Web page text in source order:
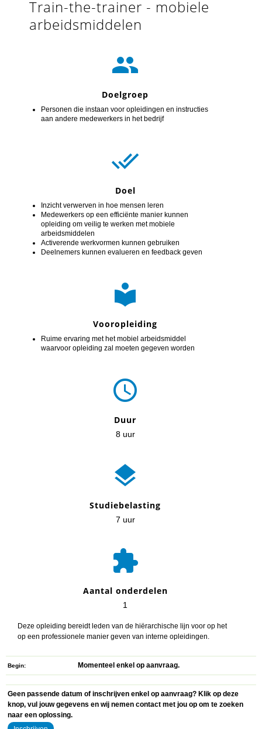
Train-the-trainer - mobiele
arbeidsmiddelen

Doelgroep
Personen die instaan voor opleidingen en instructies
aan andere medewerkers in het bedrijf

Doel
Inzicht verwerven in hoe mensen leren
Medewerkers op een efficiënte manier kunnen
opleiding om veilig te werken met mobiele
arbeidsmiddelen
Activerende werkvormen kunnen gebruiken
Deelnemers kunnen evalueren en feedback geven

Vooropleiding
Ruime ervaring met het mobiel arbeidsmiddel
waarvoor opleiding zal moeten gegeven worden

Duur
8 uur

Studiebelasting
7 uur

Aantal onderdelen
1
Deze opleiding bereidt leden van de hiërarchische lijn voor op het
op een professionele manier geven van interne opleidingen.
Begin Momenteel enkel op aanvraag.
Geen passende datum of inschrijven enkel op aanvraag? Klik op deze
knop, vul jouw gegevens en wij nemen contact met jou op om te zoeken
naar een oplossing.